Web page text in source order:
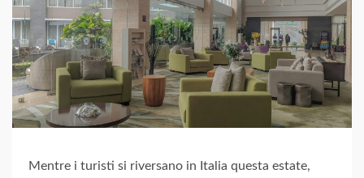
Mentre i turisti si riversano in Italia questa estate,